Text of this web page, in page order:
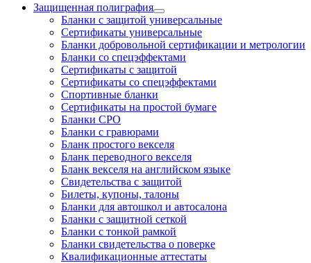
Защищенная полиграфия
Бланки с защитой универсальные
Сертификаты универсальные
Бланки добровольной сертификации и метрологии
Бланки со спецэффектами
Сертификаты с защитой
Сертификаты со спецэффектами
Спортивные бланки
Cертификаты на простой бумаге
Бланки СРО
Бланки с гравюрами
Бланк простого векселя
Бланк переводного векселя
Бланк векселя на английском языке
Свидетельства с защитой
Билеты, купоны, талоны
Бланки для автошкол и автосалона
Бланки с защитной сеткой
Бланки с тонкой рамкой
Бланки свидетельства о поверке
Квалификационные аттестаты